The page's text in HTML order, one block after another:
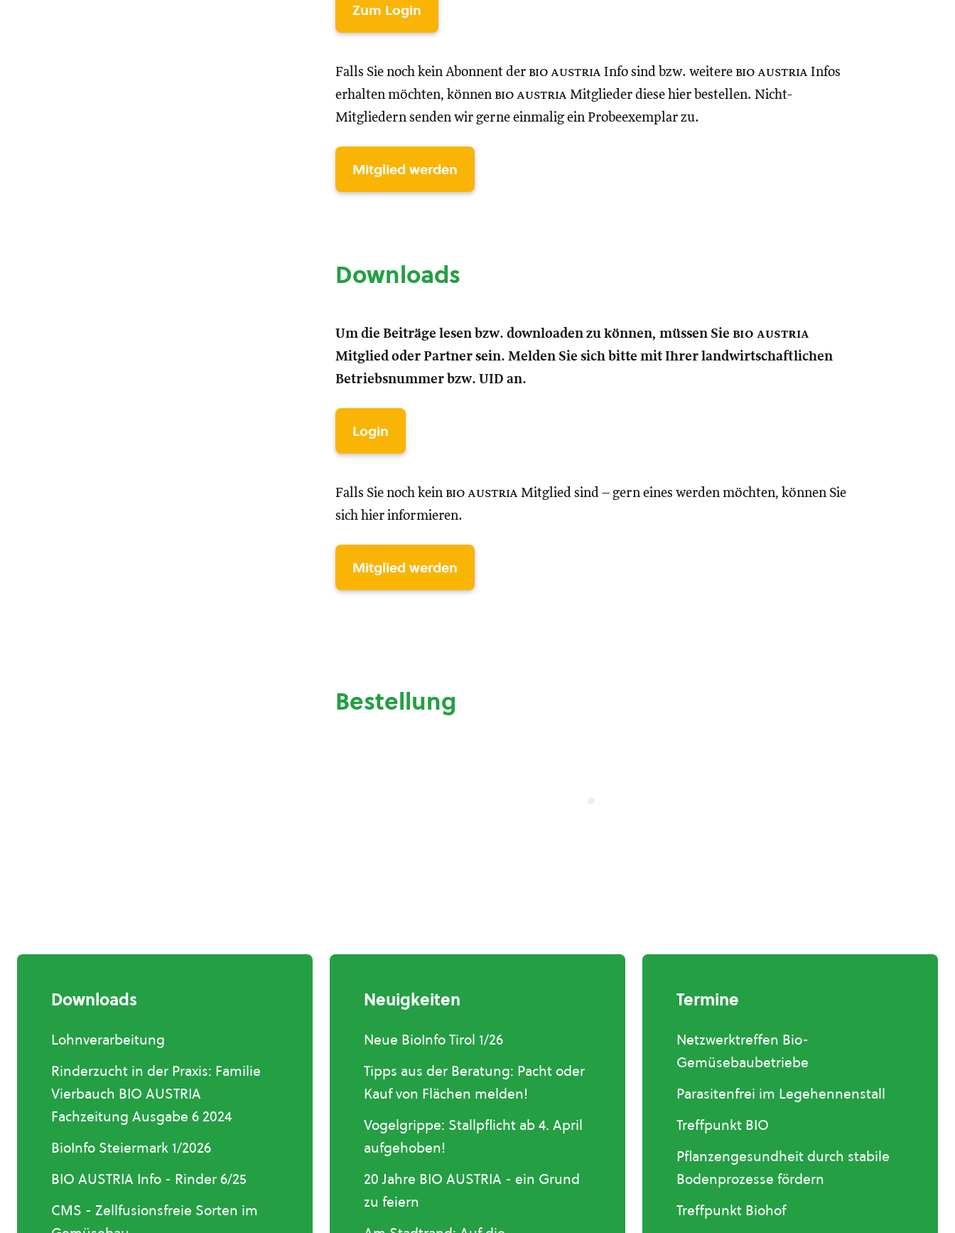
Zum Login
Falls Sie noch kein Abonnent der bio austria Info sind bzw. weitere bio austria Infos
erhalten möchten, können bio austria Mitglieder diese hier bestellen. Nicht-
Mitgliedern senden wir gerne einmalig ein Probeexemplar zu.
Mitglied werden
Downloads
Um die Beiträge lesen bzw. downloaden zu können, müssen Sie bio austria
Mitglied oder Partner sein. Melden Sie sich bitte mit Ihrer landwirtschaftlichen
Betriebsnummer bzw. UID an.
Login
Falls Sie noch kein bio austria Mitglied sind – gern eines werden möchten, können Sie
sich hier informieren.
Mitglied werden
Bestellung
Downloads
Lohnverarbeitung
Rinderzucht in der Praxis: Familie
Vierbauch BIO AUSTRIA
Fachzeitung Ausgabe 6 2024
BioInfo Steiermark 1/2026
BIO AUSTRIA Info - Rinder 6/25
CMS - Zellfusionsfreie Sorten im
Neuigkeiten
Neue BioInfo Tirol 1/26
Tipps aus der Beratung: Pacht oder
Kauf von Flächen melden!
Vogelgrippe: Stallpflicht ab 4. April
aufgehoben!
20 Jahre BIO AUSTRIA - ein Grund
zu feiern
Termine
Netzwerktreffen Bio-
Gemüsebaubetriebe
Parasitenfrei im Legehennenstall
Treffpunkt BIO
Pflanzengesundheit durch stabile
Bodenprozesse fördern
Treffpunkt Biohof